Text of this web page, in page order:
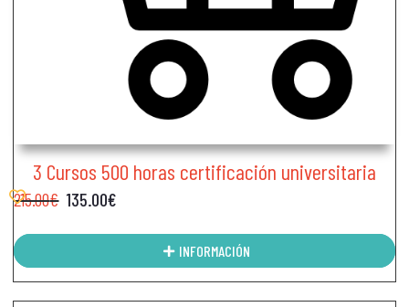
3 Cursos 500 horas certificación universitaria
215.00€ 135.00€
INFORMACIÓN